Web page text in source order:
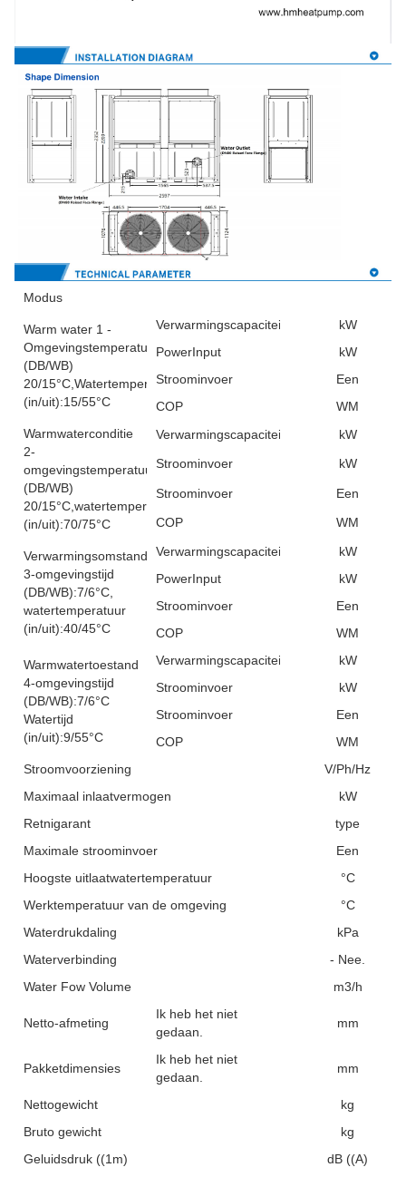
Modus
Warm water 1 -
Omgevingstemperatuur
(DB/WB)
20/15°C,Watertemperatuur
(in/uit):15/55°C
Verwarmingscapaciteit
kW
PowerInput
kW
Stroominvoer
Een
COP
WM
Warmwaterconditie
2-
omgevingstemperatuur
(DB/WB)
20/15°C,watertemperatuur
(in/uit):70/75°C
Verwarmingscapaciteit
kW
Stroominvoer
kW
Stroominvoer
Een
COP
WM
Verwarmingsomstandigheden
3-omgevingstijd
(DB/WB):7/6°C,
watertemperatuur
(in/uit):40/45°C
Verwarmingscapaciteit
kW
PowerInput
kW
Stroominvoer
Een
COP
WM
Warmwatertoestand
4-omgevingstijd
(DB/WB):7/6°C
Watertijd
(in/uit):9/55°C
Verwarmingscapaciteit
kW
Stroominvoer
kW
Stroominvoer
Een
COP
WM
Stroomvoorziening
V/Ph/Hz
Maximaal inlaatvermogen
kW
Retnigarant
type
Maximale stroominvoer
Een
Hoogste uitlaatwatertemperatuur
°C
Werktemperatuur van de omgeving
°C
Waterdrukdaling
kPa
Waterverbinding
- Nee.
Water Fow Volume
m3/h
Netto-afmeting
Ik heb het niet
gedaan.
mm
Pakketdimensies
Ik heb het niet
gedaan.
mm
Nettogewicht
kg
Bruto gewicht
kg
Geluidsdruk ((1m)
dB ((A)